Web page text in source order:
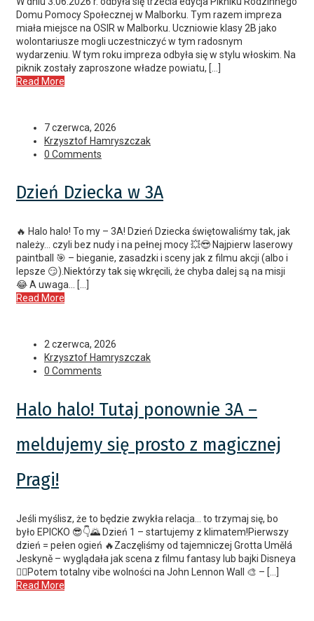
Domu Pomocy Społecznej w Malborku. Tym razem impreza
miała miejsce na OSIR w Malborku. Uczniowie klasy 2B jako
wolontariusze mogli uczestniczyć w tym radosnym
wydarzeniu. W tym roku impreza odbyła się w stylu włoskim. Na
piknik zostały zaproszone władze powiatu, […]
Read More
7 czerwca, 2026
Krzysztof Hamryszczak
0 Comments
Dzień Dziecka w 3A
🔥 Halo halo! To my – 3A! Dzień Dziecka świętowaliśmy tak, jak
należy… czyli bez nudy i na pełnej mocy 💥😎 Najpierw laserowy
paintball 🎯 – bieganie, zasadzki i sceny jak z filmu akcji (albo i
lepsze 😏).Niektórzy tak się wkręcili, że chyba dalej są na misji
😂 A uwaga… […]
Read More
2 czerwca, 2026
Krzysztof Hamryszczak
0 Comments
Halo halo! Tutaj ponownie 3A –
meldujemy się prosto z magicznej
Pragi!
Jeśli myślisz, że to będzie zwykła relacja… to trzymaj się, bo
było EPICKO 😎👇🌄 Dzień 1 – startujemy z klimatem!Pierwszy
dzień = pełen ogień 🔥Zaczęliśmy od tajemniczej Grotta Umělá
Jeskyně – wyglądała jak scena z filmu fantasy lub bajki Disneya
🧙‍♂️Potem totalny vibe wolności na John Lennon Wall 🎨 – […]
Read More